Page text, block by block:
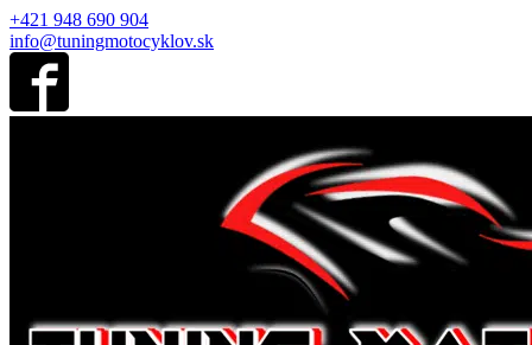
+421 948 690 904
info@tuningmotocyklov.sk